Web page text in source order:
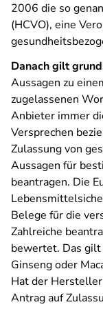
2006 die so
(HCVO), eine
Danach gilt
Aussagen zu
zugelassenen
Anbieter immer
Versprechen
Zulassung von
Aussagen für
beantragen. Die
Belege für die
Zahlreiche
bewertet. Das
Ginseng oder
Hat der
Antrag auf